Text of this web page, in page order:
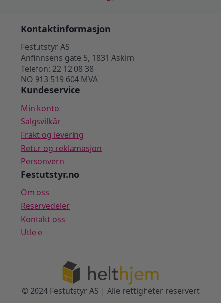
Kontaktinformasjon
Festutstyr AS
Anfinnsens gate 5, 1831 Askim
Telefon: 22 12 08 38
NO 913 519 604 MVA
Kundeservice
Min konto
Salgsvilkår
Frakt og levering
Retur og reklamasjon
Personvern
Festutstyr.no
Om oss
Reservedeler
Kontakt oss
Utleie
© 2024 Festutstyr AS | Alle rettigheter reservert